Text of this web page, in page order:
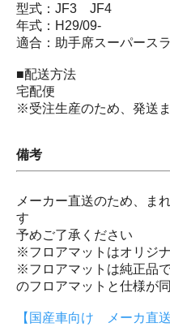
型式：JF3 JF4
年式：H29/09-
適合：助手席スーパース
■配送方法
宅配便
※受注生産のため、発送
備考
メーカー直送のため、ま
す
予めご了承ください
※フロアマットはオリジ
※フロアマットは純正品
のフロアマットと仕様が
【国産車向け メーカ直